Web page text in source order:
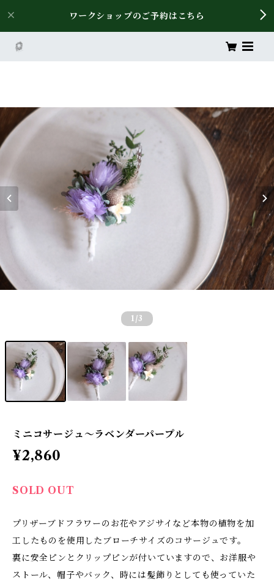
ワークショップのご予約はこちら
1 /3
ミニコサージュ〜ラベンダーパープル
¥2,860
SOLD OUT
プリザーブドフラワーのお花やアジサイなど本物の植物を加
工したものを使用したブローチサイズのコサージュです。
裏に安全ピンとクリップピンが付いていますので、お洋服や
ストール、帽子やバック、時には髪飾りとしても使っていた